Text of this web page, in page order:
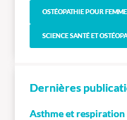
OSTÉOPATHIE POUR
SCIENCE SANTÉ ET
Dernières
Asthme et respiration